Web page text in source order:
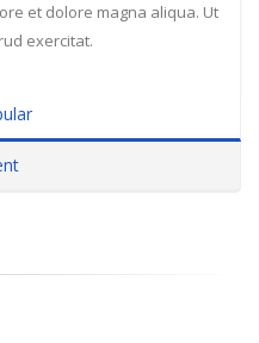
et dolore magna aliqua. Ut
exercitat.